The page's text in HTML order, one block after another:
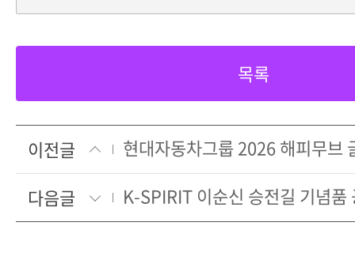
목록
이전글
다음글
K-SPIRIT 이순신 승전길 기념품